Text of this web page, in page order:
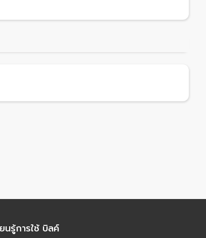
นรู้การใช้ บิลค์